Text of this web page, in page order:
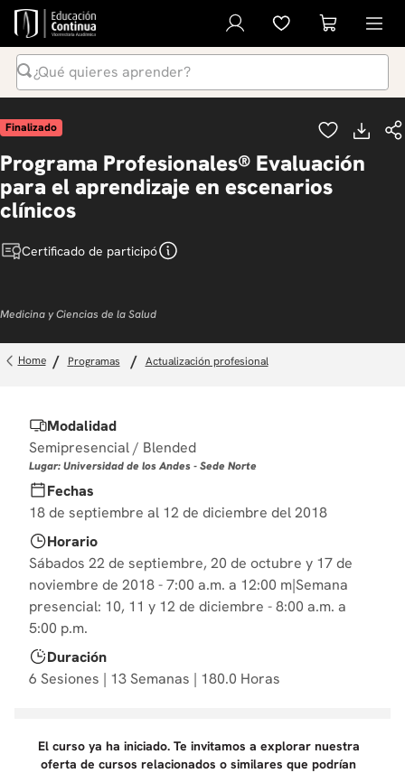
¿Qué quieres aprender?
1.
inteligencia artificial
2.
ia
3.
curso
5.
global english program
7.
inglés
8.
derecho
10. marketing
Finalizado
Programa Profesionales® Evaluación
para el aprendizaje en escenarios
clínicos
Certificado de participó
Medicina y Ciencias de la Salud
programas actualización profesional
Modalidad
Semipresencial / Blended
Lugar: Universidad de los Andes - Sede Norte
Fechas
18 de septiembre al 12 de diciembre del 2018
Horario
Sábados 22 de septiembre, 20 de octubre y 17 de
noviembre de 2018 - 7:00 a.m. a 12:00 m|Semana
presencial: 10, 11 y 12 de diciembre - 8:00 a.m. a
5:00 p.m.
Duración
6 Sesiones | 13 Semanas | 180.0 Horas
El curso ya ha iniciado. Te invitamos a explorar nuestra
oferta de cursos relacionados o similares que podrían